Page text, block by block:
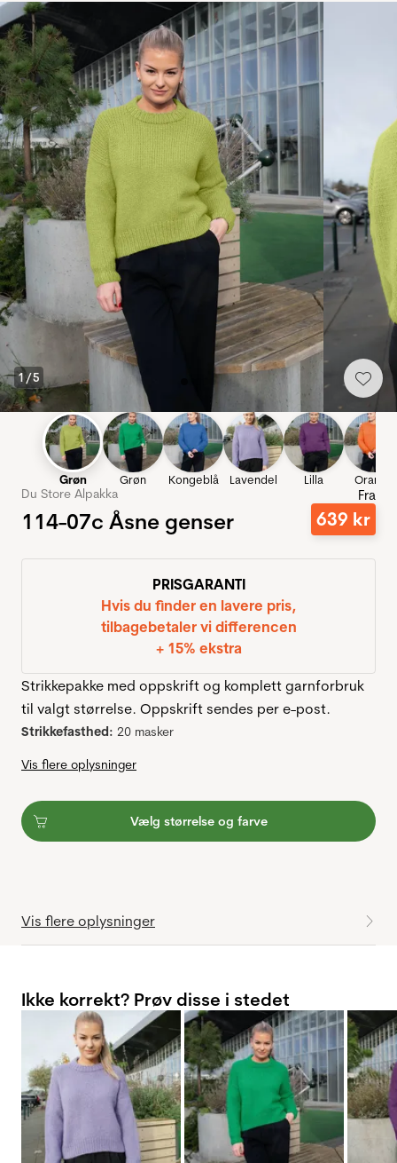
1/5
Grøn Grøn Kongeblå Lavendel Lilla Orange
Du Store Alpakka
114-07c Åsne genser
Fra
639 kr
PRISGARANTI
Hvis du finder en lavere pris,
tilbagebetaler vi differencen
+ 15% ekstra
Strikkepakke med oppskrift og komplett garnforbruk
til valgt størrelse. Oppskrift sendes per e-post.
Strikkefasthed: 20 masker
Vis flere oplysninger
Vælg størrelse og farve
Vis flere oplysninger
Ikke korrekt? Prøv disse i stedet